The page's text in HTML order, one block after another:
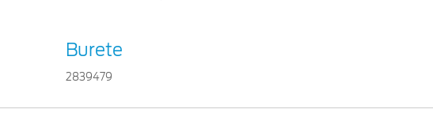
Burete
2839479